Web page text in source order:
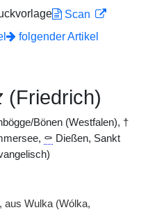
Scan
folgender Artikel
(Friedrich)
Bönen (Westfalen), †
⚰ Dießen, Sankt
aus Wulka (Wólka,